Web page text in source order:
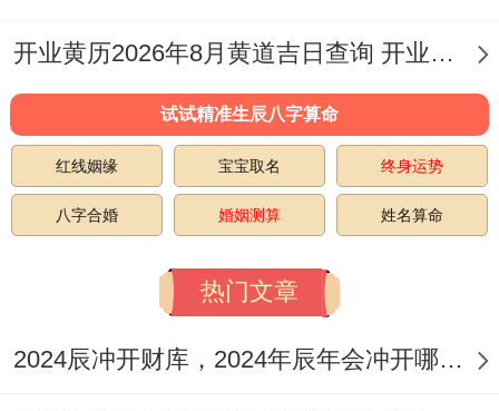
月11日星期日| 吉神:月德合，天马、生气，
玉宇、| 宜:嫁娶，祭祀、开业，开光、出
行，入宅、移徙，出火、拆卸，修造、安
床|、忌：纳畜，伐木、置产，作梁、行丧，
安葬、修坟，立碑
|、冲煞: 冲鼠煞北。
此日生机勃勃;开业帮助业务飞快发展 如天
马行空，独辟蹊径！同样需规避冲鼠煞北的
作用...
开业黄历2026年8月黄道吉日查询 开业黄道吉日2026年8月份黄道吉日查询
试试精准生辰八字算命
红线姻缘 宝宝取名 终身运势
八字合婚 婚姻测算 姓名算命
热门文章
2024辰冲开财库，2024年辰年会冲开哪些人的财库